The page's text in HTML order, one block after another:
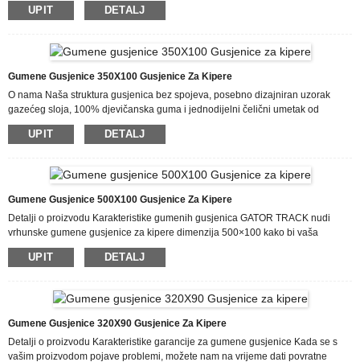
vidite svoj model naveden iznad, kontaktirajte nas! Imamo stotine veličina!
Uvijek vjerujemo da nečiji karakter određuje kvalitet proizvoda, a detalji
određuju kvalitet proizvoda, s REALISTIČNIM, EFIKASNIM I INOVATIVNIM
timom ...
UPIT DETALJ
Gumene Gusjenice 350X100 Gusjenice Za Kipere
O nama Naša struktura gusjenica bez spojeva, posebno dizajniran uzorak
gazećeg sloja, 100% djevičanska guma i jednodijelni čelični umetak od
kovanog čelika rezultiraju ekstremnom izdržljivošću i performansama te dužim
vijekom trajanja za upotrebu građevinske opreme. Gusjenice Gator Track
tehnologiji u izradi kalupa i formulaciji gume. Znamo da uspijevamo samo ako
možemo garantirati konkurentnost naše cijene i istovremeno prednost kvalitete
za High...
UPIT DETALJ
Gumene Gusjenice 500X100 Gusjenice Za Kipere
Detalji o proizvodu Karakteristike gumenih gusjenica GATOR TRACK nudi
vrhunske gumene gusjenice za kipere dimenzija 500×100 kako bi vaša
mehanizacija radila na vrhunskim performansama. Naša obaveza prema vama
je da vam pojednostavimo naručivanje zamjenskih gumenih gusjenica i da
vaše gusjenice, brže ćete moći obaviti svoj posao! Zbog velike primjenjivosti
naših proizvoda, kao i njihovog odličnog kvaliteta i dobre postprodajne
usluge...
UPIT DETALJ
Gumene Gusjenice 320X90 Gusjenice Za Kipere
Detalji o proizvodu Karakteristike garancije za gumene gusjenice Kada se s
vašim proizvodom pojave problemi, možete nam na vrijeme dati povratne